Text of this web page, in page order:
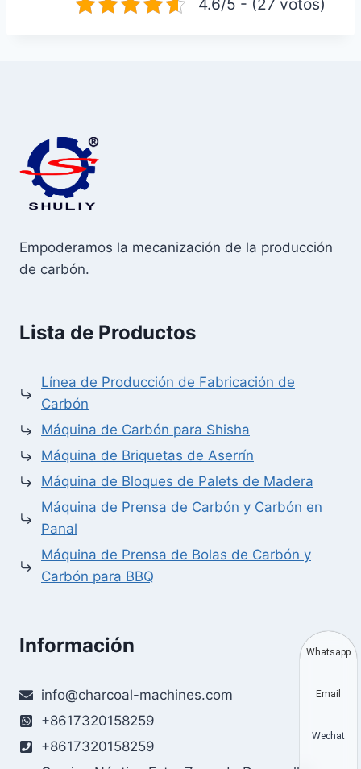
4.6/5 - (27 votos)
Empoderamos la mecanización de la producción
de carbón.
Lista de Productos
Línea de Producción de Fabricación de
Carbón
Máquina de Carbón para Shisha
Máquina de Briquetas de Aserrín
Máquina de Bloques de Palets de Madera
Máquina de Prensa de Carbón y Carbón en
Panal
Máquina de Prensa de Bolas de Carbón y
Carbón para BBQ
Información
info@charcoal-machines.com
+8617320158259
+8617320158259
Whatsapp
Email
Wechat